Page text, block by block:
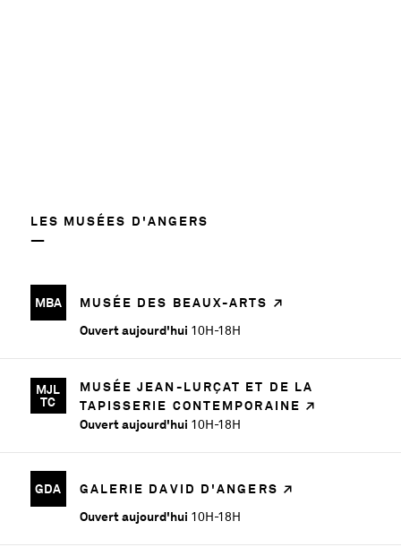
LES MUSÉES D'ANGERS
MBA
MUSÉE DES BEAUX-ARTS
Ouvert aujourd'hui 10H-18H
MJL
TC
MUSÉE JEAN-LURÇAT ET DE LA
TAPISSERIE CONTEMPORAINE
Ouvert aujourd'hui 10H-18H
GDA
GALERIE DAVID D'ANGERS
Ouvert aujourd'hui 10H-18H